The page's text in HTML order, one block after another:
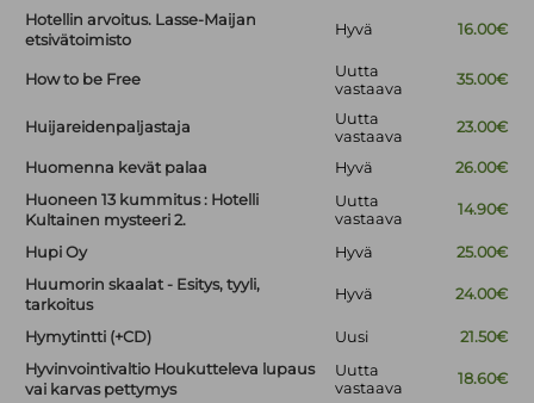
Hotellin arvoitus. Lasse-Maijan
etsivätoimisto
Hyvä 16.00€
How to be Free
Uutta
vastaava
35.00€
Huijareidenpaljastaja
Uutta
vastaava
23.00€
Huomenna kevät palaa Hyvä
26.00€
Huoneen 13 kummitus : Hotelli
Kultainen mysteeri 2.
Uutta
vastaava
14.90€
Hupi Oy Hyvä
25.00€
Huumorin skaalat - Esitys, tyyli,
tarkoitus
Hyvä 24.00€
Hymytintti (+CD) Uusi
21.50€
Hyvinvointivaltio Houkutteleva lupaus
vai karvas pettymys
Uutta
vastaava
18.60€